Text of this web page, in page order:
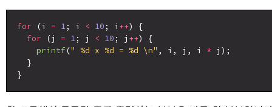
for (i = 1; i < 10 ; i ++) {
for (j = 1; j < 10 ; j ++) {
printf (" %d x %d = %d \n" , i, j, i * j);
  }